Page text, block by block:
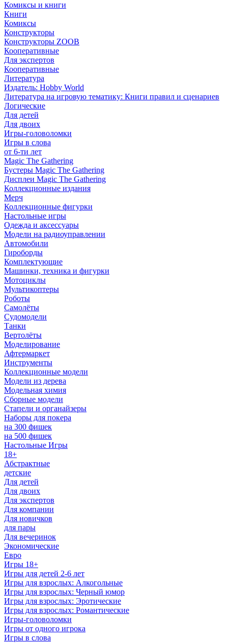
Комиксы и книги
Книги
Комиксы
Конструкторы
Конструкторы ZOOB
Кооперативные
Для экспертов
Кооперативные
Литература
Издатель: Hobby World
Литература на игровую тематику: Книги правил и сценариев
Логические
Для детей
Для двоих
Игры-головоломки
Игры в слова
от 6-ти лет
Magic The Gathering
Бустеры Magic The Gathering
Дисплеи Magic The Gathering
Коллекционные издания
Мерч
Коллекционные фигурки
Настольные игры
Одежда и аксессуары
Модели на радиоуправлении
Автомобили
Гироборды
Комплектующие
Машинки, техника и фигурки
Мотоциклы
Мультикоптеры
Роботы
Самолёты
Судомодели
Танки
Вертолёты
Моделирование
Афтермаркет
Инструменты
Коллекционные модели
Модели из дерева
Модельная химия
Сборные модели
Стапели и органайзеры
Наборы для покера
на 300 фишек
на 500 фишек
Настольные Игры
18+
Абстрактные
детские
Для детей
Для двоих
Для экспертов
Для компании
Для новичков
для пары
Для вечеринок
Экономические
Евро
Игры 18+
Игры для детей 2-6 лет
Игры для взрослых: Алкогольные
Игры для взрослых: Черный юмор
Игры для взрослых: Эротические
Игры для взрослых: Романтические
Игры-головоломки
Игры от одного игрока
Игры в слова